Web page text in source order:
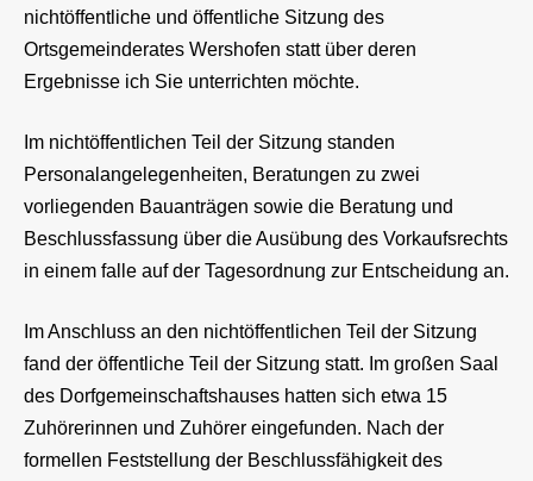
nichtöffentliche und öffentliche Sitzung des
Ortsgemeinderates Wershofen statt über deren
Ergebnisse ich Sie unterrichten möchte.
Im nichtöffentlichen Teil der Sitzung standen
Personalangelegenheiten, Beratungen zu zwei
vorliegenden Bauanträgen sowie die Beratung und
Beschlussfassung über die Ausübung des Vorkaufsrechts
in einem falle auf der Tagesordnung zur Entscheidung an.
Im Anschluss an den nichtöffentlichen Teil der Sitzung
fand der öffentliche Teil der Sitzung statt. Im großen Saal
des Dorfgemeinschaftshauses hatten sich etwa 15
Zuhörerinnen und Zuhörer eingefunden. Nach der
formellen Feststellung der Beschlussfähigkeit des